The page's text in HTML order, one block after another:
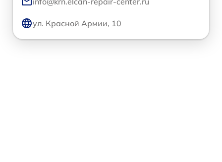
ул. Красной Армии, 10